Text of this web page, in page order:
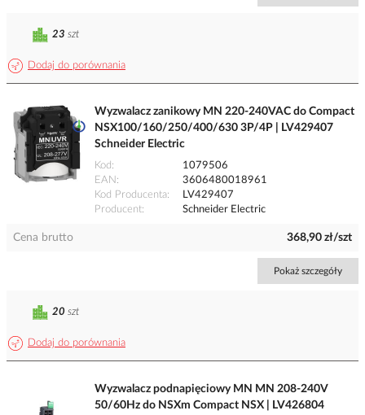
Dodaj do porównania
23 szt
Wyzwalacz zanikowy MN 220-240VAC do Compact
NSX100/160/250/400/630 3P/4P | LV429407
Schneider Electric
Kod
1079506
EAN
3606480018961
Kod Producenta
LV429407
Producent
Schneider Electric
Cena brutto 368,90 zł/szt
Pokaż szczegóły
Dodaj do porównania
20 szt
Wyzwalacz podnapięciowy MN MN 208-240V
50/60Hz do NSXm Compact NSX | LV426804